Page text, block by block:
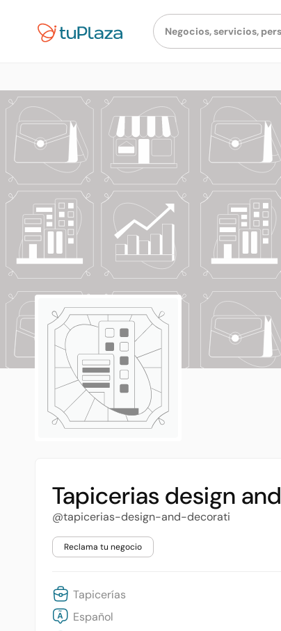
Tapicerias design
@tapicerias-design-and-decorati
Reclama tu negocio
Tapicerías
Español